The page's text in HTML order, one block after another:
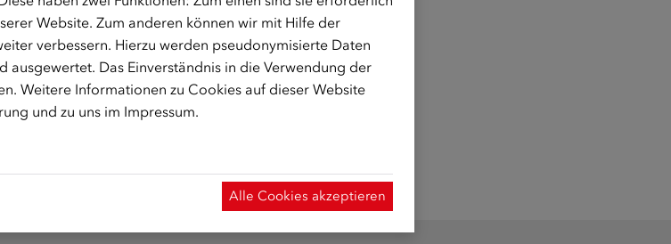
zur Verfügung
Website. Zum anderen können wir mit Hilfe der
verbessern. Hierzu werden pseudonymisierte Daten
ausgewertet. Das Einverständnis in die Verwendung der
Weitere Informationen zu Cookies auf dieser Website
und zu uns im Impressum.
Alle Cookies akzeptieren